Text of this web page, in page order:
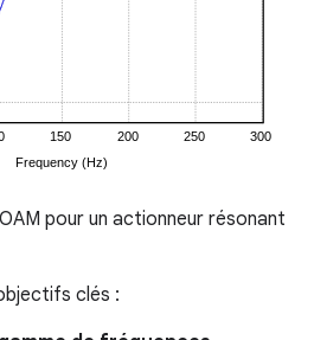
pour un actionneur résonant
clés :